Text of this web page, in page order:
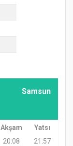
Samsun
Akşam
Yatsı
20:08 21:57